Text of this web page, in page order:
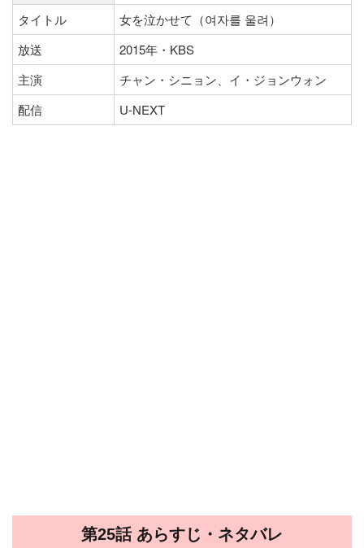
タイトル
女を泣かせて（여자를 울려）
放送
2015年・KBS
主演
チャン・シニョン、イ・ジョンウォン
配信
U-NEXT
第25話 あらすじ・ネタバレ